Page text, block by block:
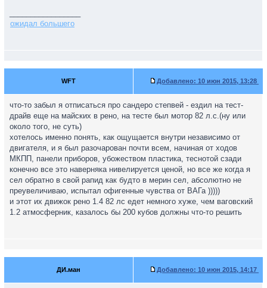
ожидал большего
WFT Добавлено: 10 июн 2015, 13:28
что-то забыл я отписаться про сандеро степвей - ездил на тест-
драйв еще на майских в рено, на тесте был мотор 82 л.с.(ну или
около того, не суть)
хотелось именно понять, как ощущается внутри независимо от
двигателя, и я был разочарован почти всем, начиная от ходов
МКПП, панели приборов, убожеством пластика, теснотой сзади
конечно все это наверняка нивелируется ценой, но все же когда я
сел обратно в свой рапид как будто в мерин сел, абсолютно не
преувеличиваю, испытал офигенные чувства от ВАГа )))))
и этот их движок рено 1.4 82 лс едет немного хуже, чем ваговский
1.2 атмосферник, казалось бы 200 кубов должны что-то решить
ДИ.ман Добавлено: 10 июн 2015, 14:17